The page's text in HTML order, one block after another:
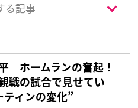
る記事
ホームランの奮起！
戦の試合で見せてい
ティンの変化”